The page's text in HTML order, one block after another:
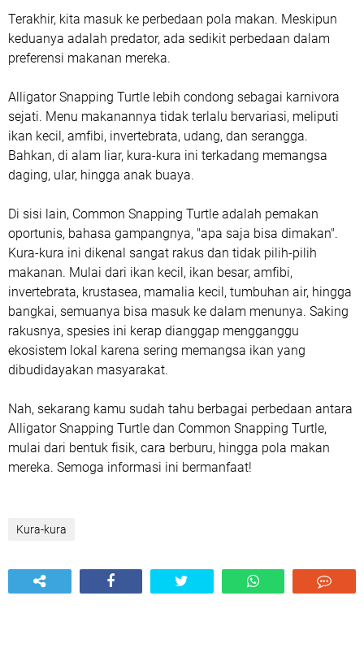
Terakhir, kita masuk ke perbedaan pola makan. Meskipun
keduanya adalah predator, ada sedikit perbedaan dalam
preferensi makanan mereka.
Alligator Snapping Turtle lebih condong sebagai karnivora
sejati. Menu makanannya tidak terlalu bervariasi, meliputi
ikan kecil, amfibi, invertebrata, udang, dan serangga.
Bahkan, di alam liar, kura-kura ini terkadang memangsa
daging, ular, hingga anak buaya.
Di sisi lain, Common Snapping Turtle adalah pemakan
oportunis, bahasa gampangnya, "apa saja bisa dimakan".
Kura-kura ini dikenal sangat rakus dan tidak pilih-pilih
makanan. Mulai dari ikan kecil, ikan besar, amfibi,
invertebrata, krustasea, mamalia kecil, tumbuhan air, hingga
bangkai, semuanya bisa masuk ke dalam menunya. Saking
rakusnya, spesies ini kerap dianggap mengganggu
ekosistem lokal karena sering memangsa ikan yang
dibudidayakan masyarakat.
Nah, sekarang kamu sudah tahu berbagai perbedaan antara
Alligator Snapping Turtle dan Common Snapping Turtle,
mulai dari bentuk fisik, cara berburu, hingga pola makan
mereka. Semoga informasi ini bermanfaat!
Kura-kura